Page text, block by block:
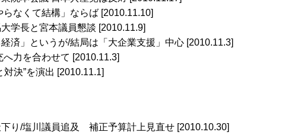
なくて結構」ならば [2010.11.10]
学長と宮本議員懇談 [2010.11.9]
済」というが/結局は「大企業支援」中心 [2010.11.3]
力を合わせて [2010.11.3]
対決”を演出 [2010.11.1]
り/塩川議員追及 補正予算計上見直せ [2010.10.30]